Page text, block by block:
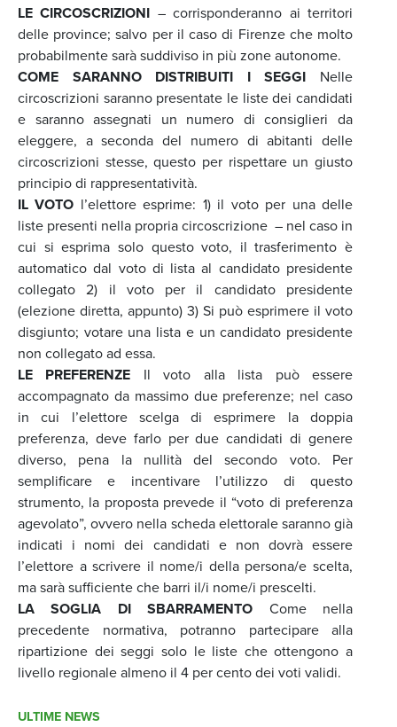
LE CIRCOSCRIZIONI – corrisponderanno ai territori
delle province; salvo per il caso di Firenze che molto
probabilmente sarà suddiviso in più zone autonome.
COME SARANNO DISTRIBUITI I SEGGI Nelle
circoscrizioni saranno presentate le liste dei candidati
e saranno assegnati un numero di consiglieri da
eleggere, a seconda del numero di abitanti delle
circoscrizioni stesse, questo per rispettare un giusto
principio di rappresentatività.
IL VOTO l’elettore esprime: 1) il voto per una delle
liste presenti nella propria circoscrizione – nel caso in
cui si esprima solo questo voto, il trasferimento è
automatico dal voto di lista al candidato presidente
collegato 2) il voto per il candidato presidente
(elezione diretta, appunto) 3) Si può esprimere il voto
disgiunto; votare una lista e un candidato presidente
non collegato ad essa.
LE PREFERENZE Il voto alla lista può essere
accompagnato da massimo due preferenze; nel caso
in cui l’elettore scelga di esprimere la doppia
preferenza, deve farlo per due candidati di genere
diverso, pena la nullità del secondo voto. Per
semplificare e incentivare l’utilizzo di questo
strumento, la proposta prevede il “voto di preferenza
agevolato”, ovvero nella scheda elettorale saranno già
indicati i nomi dei candidati e non dovrà essere
l’elettore a scrivere il nome/i della persona/e scelta,
ma sarà sufficiente che barri il/i nome/i prescelti.
LA SOGLIA DI SBARRAMENTO Come nella
precedente normativa, potranno partecipare alla
ripartizione dei seggi solo le liste che ottengono a
livello regionale almeno il 4 per cento dei voti validi.
ULTIME NEWS